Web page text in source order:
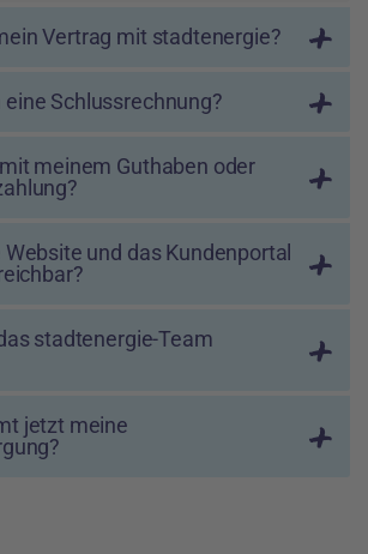
Vertrag mit stadtenergie?
Schlussrechnung?
meinem Guthaben oder
und das Kundenportal
stadtenergie-Team
jetzt meine